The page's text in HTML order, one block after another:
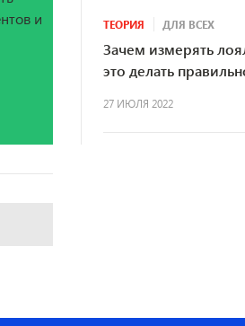
ТЕОРИЯ ДЛЯ ВСЕХ
Зачем измерять
это делать
27 ИЮЛЯ 2022